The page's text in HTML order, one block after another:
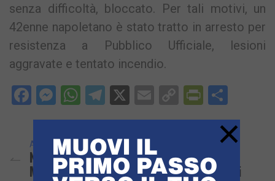
senza difficoltà, bloccato. Per tali motivi, un
42enne napoletano è stato tratto in arresto per
resistenza a Pubblico Ufficiale, lesioni
aggravate e tentato incendio.
Facebook
Messenger
WhatsApp
Telegram
X EmailCopy
Link
ARTICOLO PRECEDENTE
Nasce La «Denominazione Comunale»
Marchio Di Garanzia Per Il Brand Pozzuoli
×